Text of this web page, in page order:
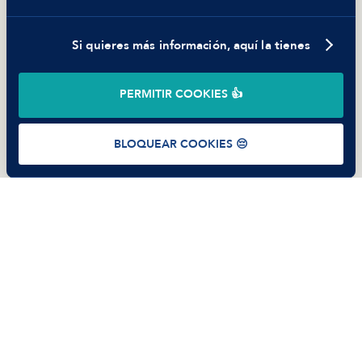
Si quieres más información, aquí la tienes
PERMITIR COOKIES 👍
BLOQUEAR COOKIES 😔
©2026Manfred Tech S.L.U.
Términos de usoPolítica de PrivacidadCookies